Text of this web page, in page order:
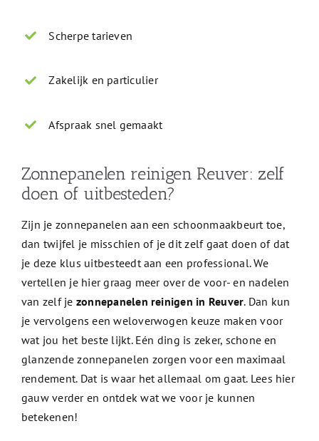
Scherpe tarieven
Zakelijk en particulier
Afspraak snel gemaakt
Zonnepanelen reinigen Reuver: zelf
doen of uitbesteden?
Zijn je zonnepanelen aan een schoonmaakbeurt toe,
dan twijfel je misschien of je dit zelf gaat doen of dat
je deze klus uitbesteedt aan een professional. We
vertellen je hier graag meer over de voor- en nadelen
van zelf je zonnepanelen reinigen in Reuver. Dan kun
je vervolgens een weloverwogen keuze maken voor
wat jou het beste lijkt. Eén ding is zeker, schone en
glanzende zonnepanelen zorgen voor een maximaal
rendement. Dat is waar het allemaal om gaat. Lees hier
gauw verder en ontdek wat we voor je kunnen
betekenen!